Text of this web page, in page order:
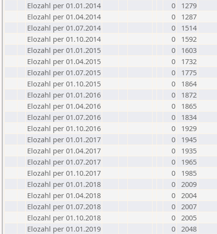
Elozahl per 01.01.2014
0
1279
Elozahl per 01.04.2014
0
1287
Elozahl per 01.07.2014
0
1514
Elozahl per 01.10.2014
0
1592
Elozahl per 01.01.2015
0
1603
Elozahl per 01.04.2015
0
1732
Elozahl per 01.07.2015
0
1775
Elozahl per 01.10.2015
0
1864
Elozahl per 01.01.2016
0
1872
Elozahl per 01.04.2016
0
1865
Elozahl per 01.07.2016
0
1834
Elozahl per 01.10.2016
0
1929
Elozahl per 01.01.2017
0
1945
Elozahl per 01.04.2017
0
1935
Elozahl per 01.07.2017
0
1965
Elozahl per 01.10.2017
0
1985
Elozahl per 01.01.2018
0 2009
Elozahl per 01.04.2018
0 2004
Elozahl per 01.07.2018
0 2007
Elozahl per 01.10.2018
0 2005
Elozahl per 01.01.2019
0 2048